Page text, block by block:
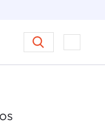
Council sobre Ética
Abrir el